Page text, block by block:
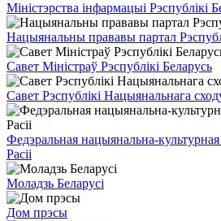
Міністэрства інфармацыі Рэспублікі
Нацыянальны прававы партал
Савет Міністраў Рэспублікі Беларусь
Савет Рэспублікі Нацыянальнага
Федэральная нацыянальна-культурная
Расіі
Моладзь Беларусі
Дом прэсы